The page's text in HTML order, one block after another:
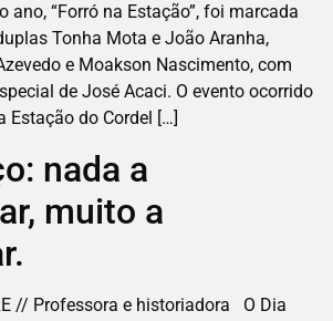
ano, “Forró na Estação”, foi marcada
Tonha Mota e João Aranha,
e Moakson Nascimento, com
de José Acaci. O evento ocorrido
Estação do Cordel […]
nada a
muito a
// Professora e historiadora O Dia